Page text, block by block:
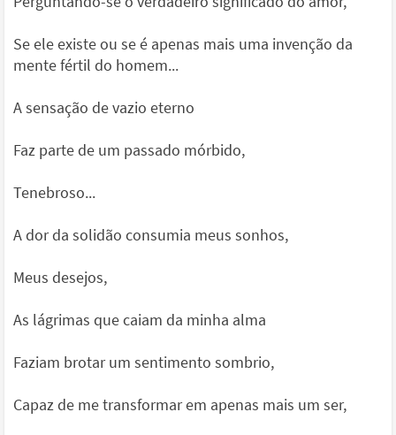
Se ele existe ou se é apenas mais uma invenção da
mente fértil do homem...
A sensação de vazio eterno
Faz parte de um passado mórbido,
Tenebroso...
A dor da solidão consumia meus sonhos,
Meus desejos,
As lágrimas que caiam da minha alma
Faziam brotar um sentimento sombrio,
Capaz de me transformar em apenas mais um ser,